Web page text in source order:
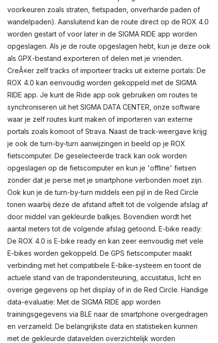
voorkeuren zoals straten, fietspaden, onverharde paden of
wandelpaden). Aansluitend kan de route direct op de ROX 4.0
worden gestart of voor later in de SIGMA RIDE app worden
opgeslagen. Als je de route opgeslagen hebt, kun je deze ook
als GPX-bestand exporteren of delen met je vrienden.
CreÃ«er zelf tracks of importeer tracks uit externe portals: De
ROX 4.0 kan eenvoudig worden gekoppeld met de SIGMA
RIDE app. Je kunt de Ride app ook gebruiken om routes te
synchroniseren uit het SIGMA DATA CENTER, onze software
waar je zelf routes kunt maken of importeren van externe
portals zoals komoot of Strava. Naast de track-weergave krijg
je ook de turn-by-turn aanwijzingen in beeld op je ROX
fietscomputer. De geselecteerde track kan ook worden
opgeslagen op de fietscomputer en kun je 'offline' fietsen
zonder dat je perse met je smartphone verbonden moet zijn.
Ook kun je de turn-by-turn middels een pijl in de Red Circle
tonen waarbij deze de afstand aftelt tot de volgende afslag af
door middel van gekleurde balkjes. Bovendien wordt het
aantal meters tot de volgende afslag getoond. E-bike ready:
De ROX 4.0 is E-bike ready en kan zeer eenvoudig met vele
E-bikes worden gekoppeld. De GPS fietscomputer maakt
verbinding met het compatibele E-bike-systeem en toont de
actuele stand van de trapondersteuning, accustatus, licht en
overige gegevens op het display of in de Red Circle. Handige
data-evaluatie: Met de SIGMA RIDE app worden
trainingsgegevens via BLE naar de smartphone overgedragen
en verzameld. De belangrijkste data en statistieken kunnen
met de gekleurde datavelden overzichtelijk worden